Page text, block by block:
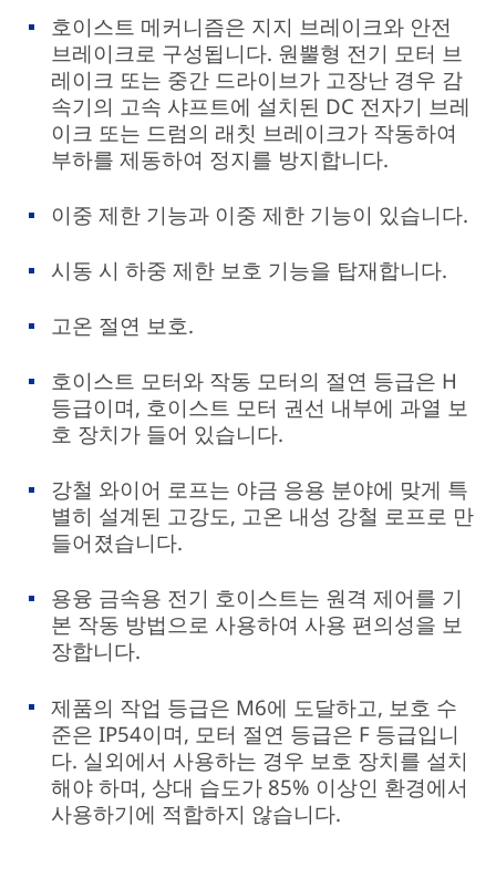
호이스트 메커니즘은 지지 브레이크와 안전
브레이크로 구성됩니다. 원뿔형 전기 모터 브
레이크 또는 중간 드라이브가 고장난 경우 감
속기의 고속 샤프트에 설치된 DC 전자기 브레
이크 또는 드럼의 래칫 브레이크가 작동하여
부하를 제동하여 정지를 방지합니다.
이중 제한 기능과 이중 제한 기능이 있습니다.
시동 시 하중 제한 보호 기능을 탑재합니다.
고온 절연 보호.
호이스트 모터와 작동 모터의 절연 등급은 H
등급이며, 호이스트 모터 권선 내부에 과열 보
호 장치가 들어 있습니다.
강철 와이어 로프는 야금 응용 분야에 맞게 특
별히 설계된 고강도, 고온 내성 강철 로프로 만
들어졌습니다.
용융 금속용 전기 호이스트는 원격 제어를 기
본 작동 방법으로 사용하여 사용 편의성을 보
장합니다.
제품의 작업 등급은 M6에 도달하고, 보호 수
준은 IP54이며, 모터 절연 등급은 F 등급입니
다. 실외에서 사용하는 경우 보호 장치를 설치
해야 하며, 상대 습도가 85% 이상인 환경에서
사용하기에 적합하지 않습니다.